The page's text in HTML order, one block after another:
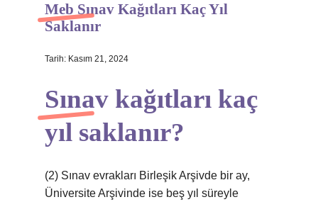
Meb Sınav Kağıtları Kaç Yıl
Saklanır
Tarih: Kasım 21, 2024
Sınav kağıtları kaç
yıl saklanır?
(2) Sınav evrakları Birleşik Arşivde bir ay,
Üniversite Arşivinde ise beş yıl süreyle